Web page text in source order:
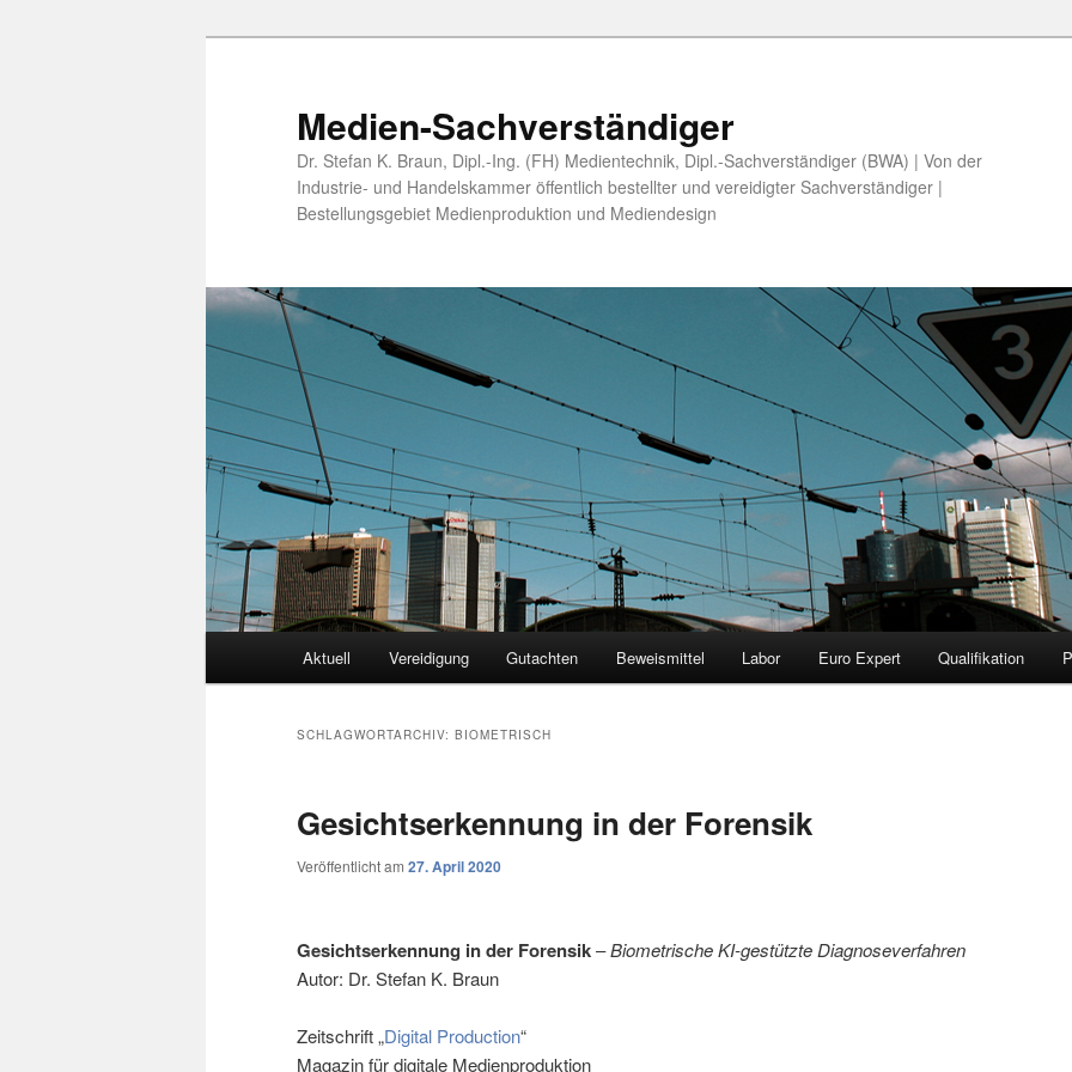
Medien-Sachverständiger
Dr. Stefan K. Braun, Dipl.-Ing. (FH) Medientechnik, Dipl.-Sachverständiger (BWA) | Von der
Industrie- und Handelskammer öffentlich bestellter und vereidigter Sachverständiger |
Bestellungsgebiet Medienproduktion und Mediendesign
Aktuell Vereidigung Gutachten Beweismittel Labor Euro Expert Qualifikation
SCHLAGWORTARCHIV: BIOMETRISCH
Gesichtserkennung in der Forensik
Veröffentlicht am 27. April 2020
Gesichtserkennung in der Forensik–Biometrische KI-gestützte Diagnoseverfahren
Autor: Dr. Stefan K. Braun
Zeitschrift „Digital Production“
Magazin für digitale Medienproduktion